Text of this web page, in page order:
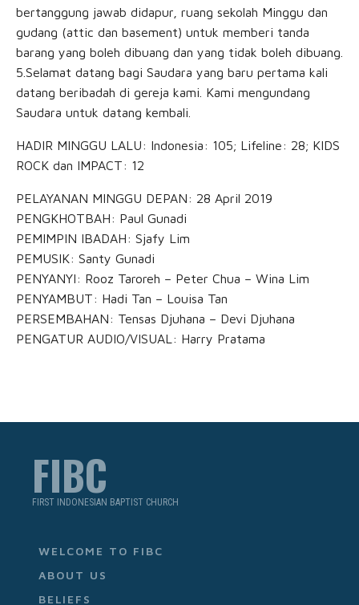
bertanggung jawab didapur, ruang sekolah Minggu dan
gudang (attic dan basement) untuk memberi tanda
barang yang boleh dibuang dan yang tidak boleh dibuang.
5.Selamat datang bagi Saudara yang baru pertama kali
datang beribadah di gereja kami. Kami mengundang
Saudara untuk datang kembali.
HADIR MINGGU LALU: Indonesia: 105; Lifeline: 28; KIDS
ROCK dan IMPACT: 12
PELAYANAN MINGGU DEPAN: 28 April 2019
PENGKHOTBAH: Paul Gunadi
PEMIMPIN IBADAH: Sjafy Lim
PEMUSIK: Santy Gunadi
PENYANYI: Rooz Taroreh – Peter Chua – Wina Lim
PENYAMBUT: Hadi Tan – Louisa Tan
PERSEMBAHAN: Tensas Djuhana – Devi Djuhana
PENGATUR AUDIO/VISUAL: Harry Pratama
FIBC
FIRST INDONESIAN BAPTIST CHURCH
WELCOME TO FIBC
ABOUT US
BELIEFS